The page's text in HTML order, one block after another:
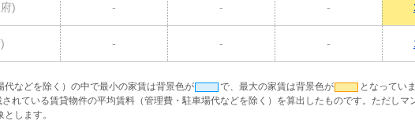
) - - -
- - -
などを除く）の中で最小の家賃は背景色が で、最大の家賃は背景色が
となっていま
れている賃貸物件の平均賃料（管理費・駐車場代などを除く）を算出したものです。ただしマ
します。